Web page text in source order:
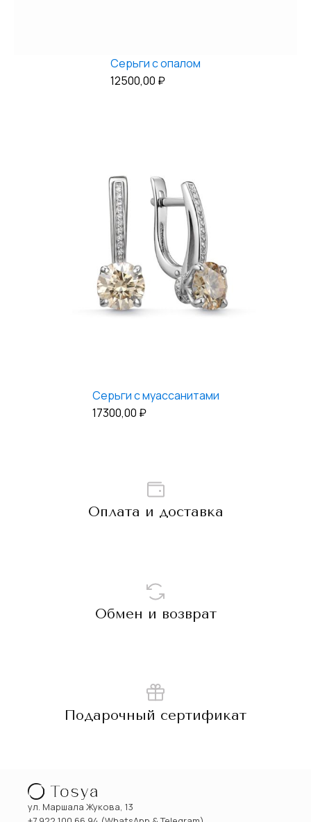
Серьги с опалом
12500,00 ₽
Серьги с муассанитами
17300,00 ₽
Оплата и доставка
Обмен и возврат
Подарочный сертификат
ул. Маршала Жукова, 13